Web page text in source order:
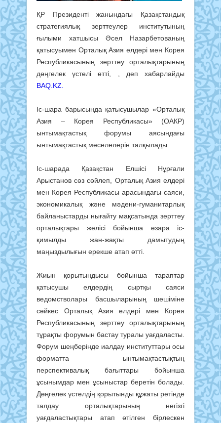
ҚР Президенті жанындағы Қазақстандық
стратегиялық зерттеулер институтының
ғылыми хатшысы Әсел Назарбетованың
қатысуымен Орталық Азия елдері мен Корея
Республикасының зерттеу орталықтарының
дөңгелек үстелі өтті, , деп хабарлайды
BAQ.KZ.
Іс-шара барысында қатысушылар «Орталық
Азия – Корея Республикасы» (ОАКР)
ынтымақтастық форумы аясындағы
ынтымақтастық мәселелерін талқылады.
Іс-шарада Қазақстан Елшісі Нұрғали
Арыстанов сөз сөйлеп, Орталық Азия елдері
мен Корея Республикасы арасындағы саяси,
экономикалық және мәдени-гуманитарлық
байланыстарды нығайту мақсатында зерттеу
орталықтары желісі бойынша өзара іс-
қимылды жан-жақты дамытудың
маңыздылығын ерекше атап өтті.
Жиын қорытындысы бойынша тараптар
қатысушы елдердің сыртқы саяси
ведомстволары басшыларының шешіміне
сәйкес Орталық Азия елдері мен Корея
Республикасының зерттеу орталықтарының
тұрақты форумын бастау туралы уағдаласты.
Форум шеңберінде иалдау институттары осы
форматта ынтымақтастықтың
перспективалық бағыттары бойынша
ұсынымдар мен ұсыныстар беретін болады.
Дөңгелек үстелдің қорытынды құжаты ретінде
талдау орталықтарының негізгі
уағдаластықтары атап өтілген бірлескен